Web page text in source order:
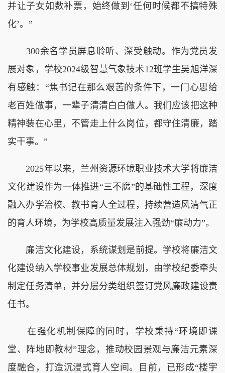
并让子女如数补票，始终做到‘任何时候都不搞特殊
化’。”
300余名学员屏息聆听、深受触动。作为党员发
展对象，学校2024级智慧气象技术12班学生吴旭洋深
有感触：“焦书记在那么艰苦的条件下，一门心思给
老百姓做事，一辈子清清白白做人。我们应该把这种
精神装在心里，不管走上什么岗位，都守住清廉，踏
实干事。”
2025年以来，兰州资源环境职业技术大学将廉洁
文化建设作为一体推进“三不腐”的基础性工程，深度
融入办学治校、教书育人全过程，持续营造风清气正
的育人环境，为学校高质量发展注入强劲“廉动力”。
廉洁文化建设，系统谋划是前提。学校将廉洁文
化建设纳入学校事业发展总体规划，由学校纪委牵头
制定任务清单，并分层分类组织签订党风廉政建设责
任书。
在强化机制保障的同时，学校秉持“环境即课
堂、阵地即教材”理念，推动校园景观与廉洁元素深
度融合，打造沉浸式育人空间。目前，已形成“楼宇